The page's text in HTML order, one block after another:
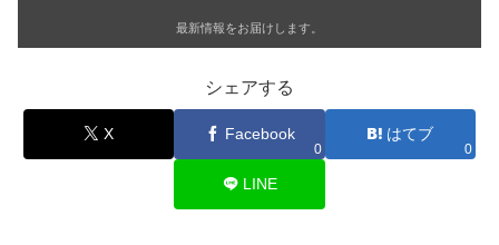
最新情報をお届けします。
シェアする
X Facebook
0
はてブ
0
LINE